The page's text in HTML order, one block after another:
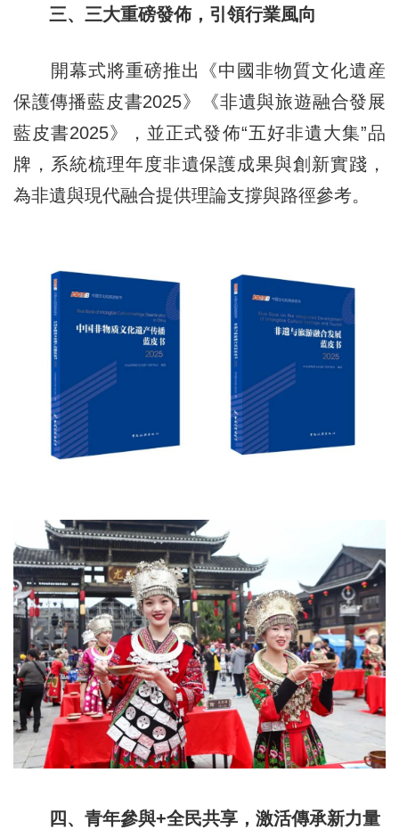
三、三大重磅發佈，引領行業風向
開幕式將重磅推出《中國非物質文化遺産
保護傳播藍皮書2025》《非遺與旅遊融合發展
藍皮書2025》，並正式發佈“五好非遺大集”品
牌，系統梳理年度非遺保護成果與創新實踐，
為非遺與現代融合提供理論支撐與路徑參考。
四、青年參與+全民共享，激活傳承新力量